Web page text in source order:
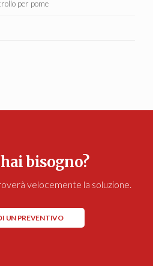
per pome
bisogno?
velocemente la soluzione.
UN PREVENTIVO